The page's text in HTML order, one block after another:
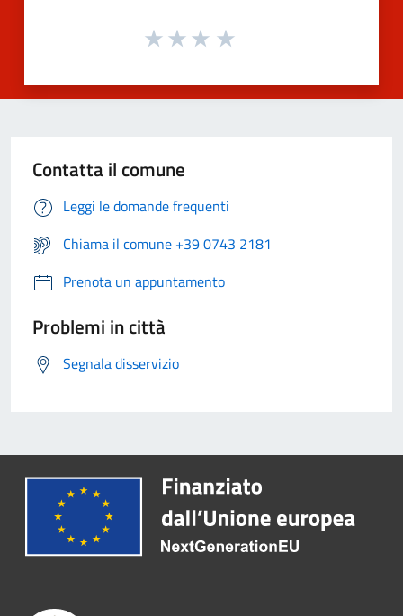
Contatta il comune
Leggi le domande frequenti
Chiama il comune +39 0743 2181
Prenota un appuntamento
Problemi in città
Segnala disservizio